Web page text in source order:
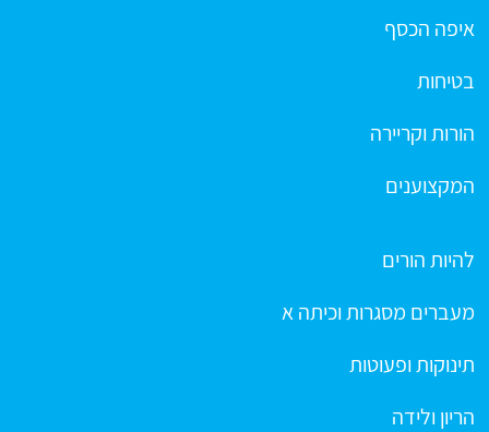
איפה הכסף
בטיחות
הורות וקריירה
המקצוענים
להיות הורים
מעברים מסגרות וכיתה א
תינוקות ופעוטות
הריון ולידה